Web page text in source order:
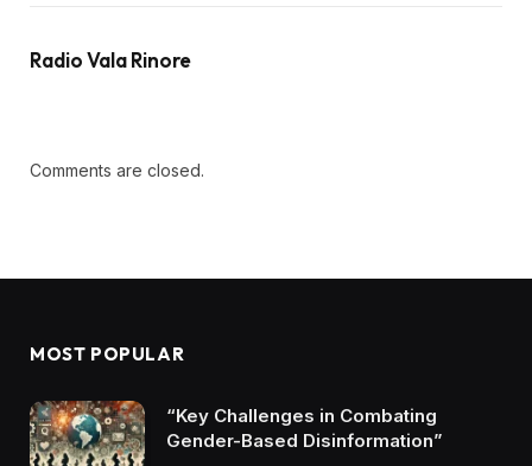
Radio Vala Rinore
Comments are closed.
MOST POPULAR
“Key Challenges in Combating
Gender-Based Disinformation”